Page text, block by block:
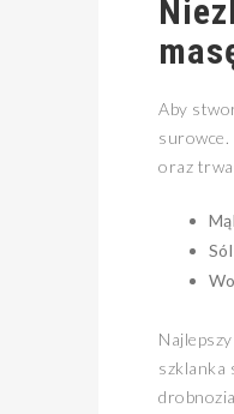
Aby
surowce.
oraz
szklanka